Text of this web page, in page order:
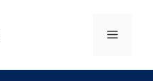
Menu